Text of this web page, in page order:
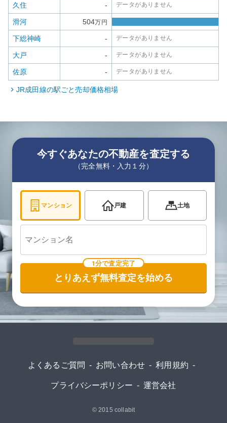
久住 - データがありません
滑河 504万円
下総神崎 - データがありません
大戸 - データがありません
佐原 - データがありません
JR成田線の駅ごと売却価格相場
今すぐあなたの不動産を査定する
（完全無料・入力１分）
マンション 戸建 土地
1分で査定完了
とりあえず無料査定を始める
よくあるご質問 - お問い合わせ - 利用規約 -
プライバシーポリシー - 運営会社
© 2015 collabit